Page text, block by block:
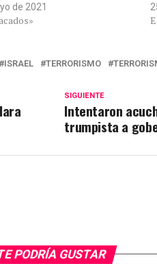
de 2021
ISRAEL TERRORISMO
SIGUIENTE
Intentaron
trumpista a
PODRÍA GUSTAR